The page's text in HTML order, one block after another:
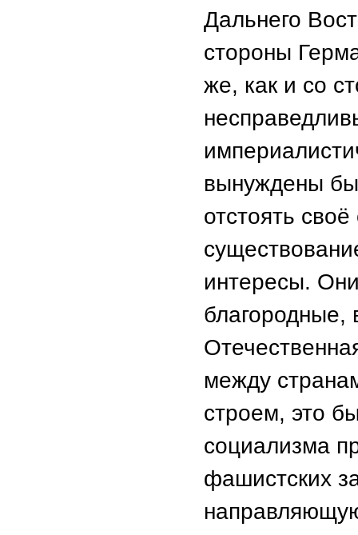
Дальнего
стороны
же, как и со
вынуждены
отстоять
интересы.
между
строем, это
социализма
фашистских